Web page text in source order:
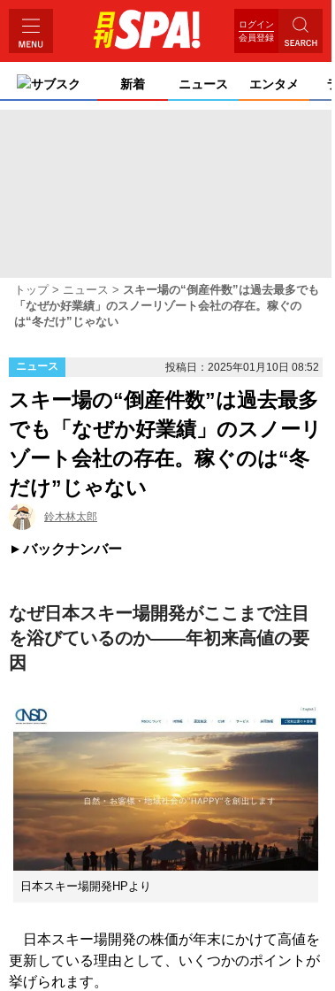
ログイン
会員登録
サブスク 新着 ニュース エンタメ
トップ ニュース
スキー場の“倒産件数”は過去最多でも
「なぜか好業績」のスノーリゾート会社の存在。稼ぐの
は“冬だけ”じゃない
ニュース 投稿日：2025年01月10日 08:52
スキー場の“倒産件数”は過去最多
でも「なぜか好業績」のスノーリ
ゾート会社の存在。稼ぐのは“冬
だけ”じゃない
鈴木林太郎
バックナンバー
なぜ日本スキー場開発がここまで注目
を浴びているのか――年初来高値の要
因
日本スキー場開発HPより
日本スキー場開発の株価が年末にかけて高値を
更新している理由として、いくつかのポイントが
挙げられます。